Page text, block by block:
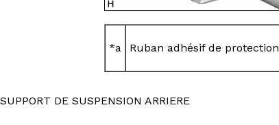
*a Ruban adhésif de protection
DE SUSPENSION ARRIERE